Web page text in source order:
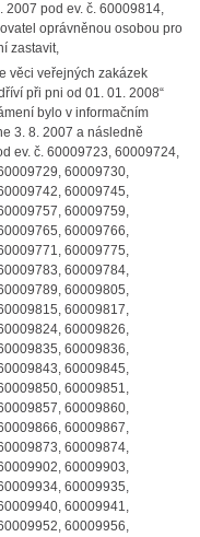
2007 pod ev. č. 60009814,
oprávněnou osobou pro
zastavit,
věci veřejných zakázek
při pni od 01. 01. 2008“
bylo v informačním
3. 8. 2007 a následně
ev. č. 60009723, 60009724,
60009730,
60009745,
60009759,
60009766,
60009775,
60009784,
60009805,
60009817,
60009826,
60009836,
60009845,
60009851,
60009860,
60009867,
60009874,
60009903,
60009935,
60009941,
60009956,